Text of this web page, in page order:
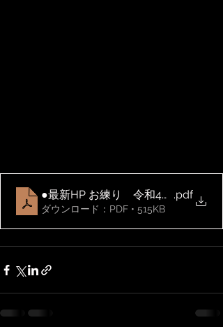
●最新HP お練り 令和4年お練り案
.pdf
ダウンロード：PDF • 515KB